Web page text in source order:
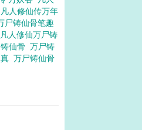
凡人修仙传万年
尸铸仙骨笔趣
凡人修仙万尸铸
仙骨 万尸铸
万尸铸仙骨